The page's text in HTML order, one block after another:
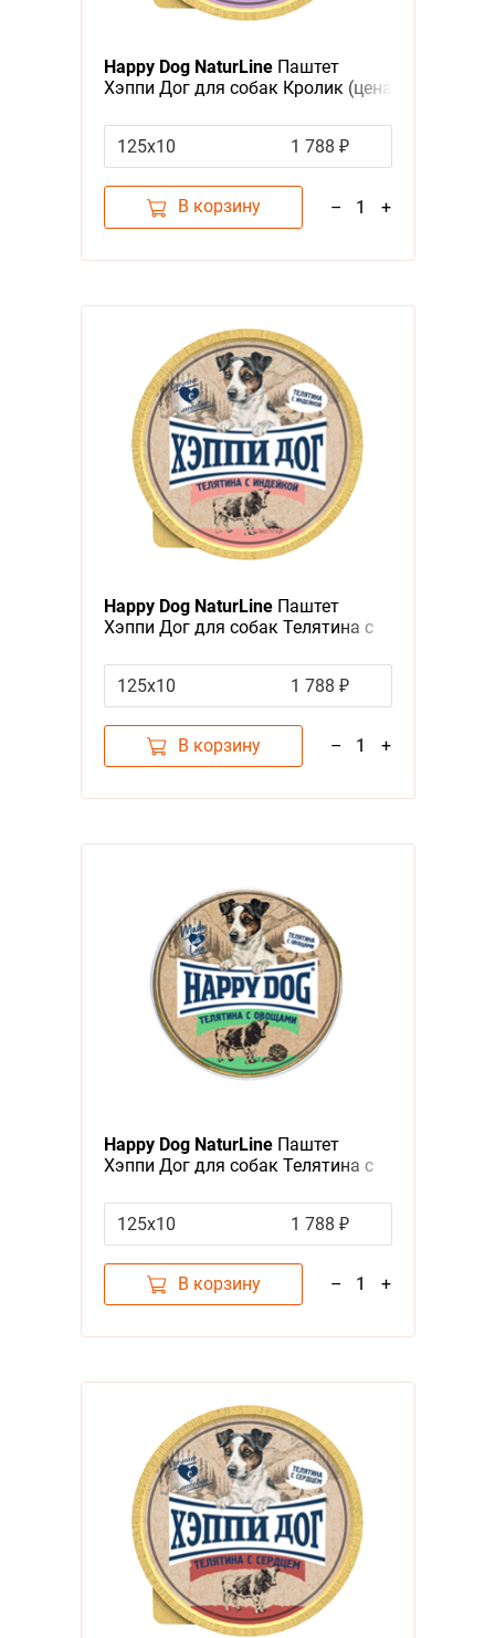
Happy Dog NaturLineПаштет
Хэппи Дог для собак Кролик (цена
125х10
1 788 ₽
В корзину – 1 +
Happy Dog NaturLineПаштет
Хэппи Дог для собак Телятина с
Россия)
125х10 1 788 ₽
В корзину – 1 +
Happy Dog NaturLineПаштет
Хэппи Дог для собак Телятина с
Россия)
125х10 1 788 ₽
В корзину – 1 +